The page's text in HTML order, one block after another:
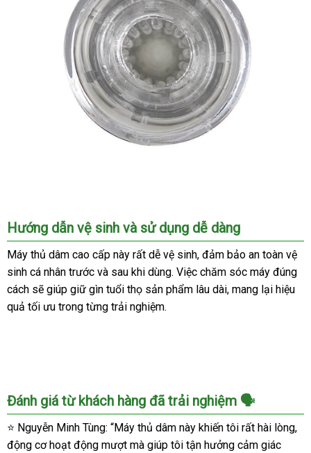
Máy
thủ
dâm
cao
cấp
động
cơ
CỰC
PHÊ
Hướng dẫn vệ sinh và sử dụng dễ dàng
Máy thủ dâm cao cấp này rất dễ vệ sinh, đảm bảo an toàn vệ
sinh cá nhân trước và sau khi dùng. Việc chăm sóc máy đúng
cách sẽ giúp giữ gìn tuổi thọ sản phẩm lâu dài, mang lại hiệu
quả tối ưu trong từng trải nghiệm.
Đánh giá từ khách hàng đã trải nghiệm 🗣️
⭐ Nguyễn Minh Tùng: “Máy thủ dâm này khiến tôi rất hài lòng,
động cơ hoạt động mượt mà giúp tôi tận hưởng cảm giác